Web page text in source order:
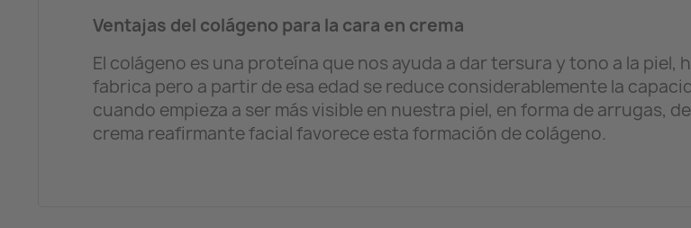
Ventajas del colágeno para la cara en crema
El colágeno es una proteína que nos ayuda a dar tersura y tono a la piel,
fabrica pero a partir de esa edad se reduce considerablemente la
cuando empieza a ser más visible en nuestra piel, en forma de arrugas,
crema reafirmante facial favorece esta formación de colágeno.